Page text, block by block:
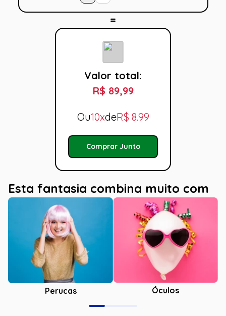
Valor total:
R$ 89,99
Ou10xdeR$ 8.99
Comprar Junto
Esta fantasia combina muito com
Perucas Óculos